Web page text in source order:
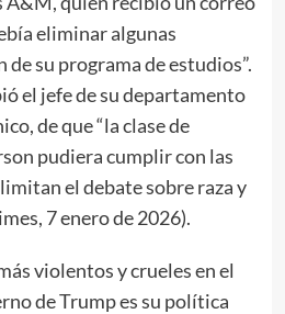
eliminar algunas
de su programa de estudios”.
el jefe de su departamento
de que “la clase de
pudiera cumplir con las
el debate sobre raza y
7 enero de 2026).
violentos y crueles en el
de Trump es su política